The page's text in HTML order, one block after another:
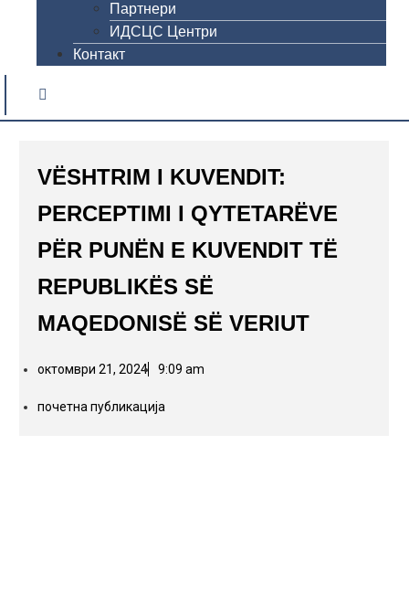
Партнери
ИДСЦС Центри
Контакт
VËSHTRIM I KUVENDIT:
PERCEPTIMI I QYTETARËVE
PËR PUNËN E KUVENDIT TË
REPUBLIKËS SË
MAQEDONISË SË VERIUT
октомври 21, 2024 9:09 am
почетна публикација